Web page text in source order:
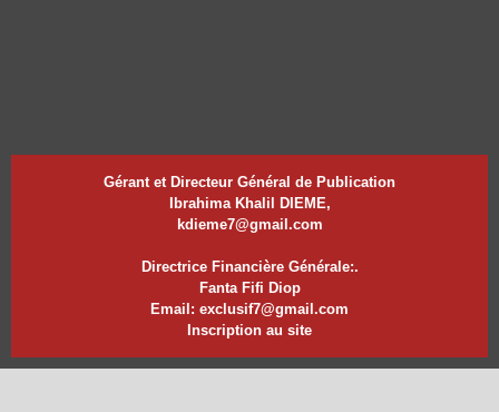
Gérant et Directeur Général de Publication
Ibrahima Khalil DIEME,
kdieme7@gmail.com
Directrice Financière Générale:.
Fanta Fifi Diop
Email: exclusif7@gmail.com
Inscription au site